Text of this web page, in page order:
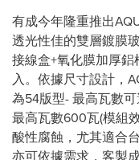
有成今年隆重推出
透光性佳的雙層鍍膜
接線盒+氧化膜加厚
入。 依據尺寸設計，
為54版型- 最高瓦數
最高瓦數600瓦(模組
酸性腐蝕，尤其適合
亦可依據需求，客製